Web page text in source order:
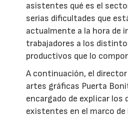
asistentes qué es el
serias dificultades que
actualmente a la hora de
trabajadores a los
productivos que lo
A continuación, el
artes gráficas Puerta
encargado de explicar
existentes en el marco